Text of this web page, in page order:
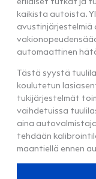
kaikista autoista.
avustinjärjestelmiä
automaattinen
Tästä syystä
koulutetun
tukijärjestelmät
vaihdetuissa
aina
tehdään
maantiellä ennen